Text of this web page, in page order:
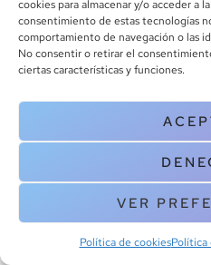
cookies para almacenar y/o acceder a
consentimiento de estas tecnologías
comportamiento de navegación o las
No consentir o retirar el
ciertas características y funciones.
VER
Política de cookiesPolítica
+34 934
Copyright © 2025 Canoa Libros.
cookies